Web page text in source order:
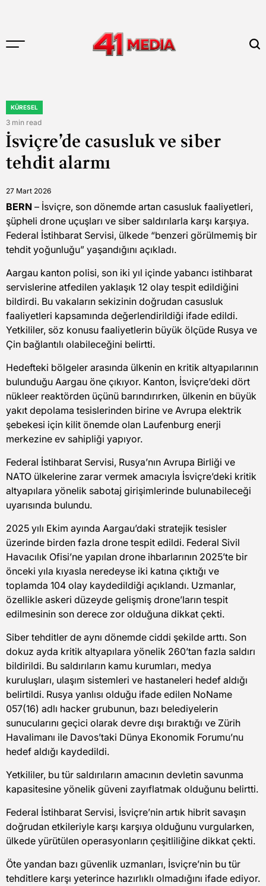
to
POSTED
IN
KÜRESEL
Estimated
read
time
3 min read
İsviçre’de casusluk ve siber
tehdit alarmı
27 Mart 2026
BERN – İsviçre, son dönemde artan casusluk faaliyetleri,
şüpheli drone uçuşları ve siber saldırılarla karşı karşıya.
Federal İstihbarat Servisi, ülkede “benzeri görülmemiş bir
tehdit yoğunluğu” yaşandığını açıkladı.
Aargau kanton polisi, son iki yıl içinde yabancı istihbarat
servislerine atfedilen yaklaşık 12 olay tespit edildiğini
bildirdi. Bu vakaların sekizinin doğrudan casusluk
faaliyetleri kapsamında değerlendirildiği ifade edildi.
Yetkililer, söz konusu faaliyetlerin büyük ölçüde Rusya ve
Çin bağlantılı olabileceğini belirtti.
Hedefteki bölgeler arasında ülkenin en kritik altyapılarının
bulunduğu Aargau öne çıkıyor. Kanton, İsviçre’deki dört
nükleer reaktörden üçünü barındırırken, ülkenin en büyük
yakıt depolama tesislerinden birine ve Avrupa elektrik
şebekesi için kilit önemde olan Laufenburg enerji
merkezine ev sahipliği yapıyor.
Federal İstihbarat Servisi, Rusya’nın Avrupa Birliği ve
NATO ülkelerine zarar vermek amacıyla İsviçre’deki kritik
altyapılara yönelik sabotaj girişimlerinde bulunabileceği
uyarısında bulundu.
2025 yılı Ekim ayında Aargau’daki stratejik tesisler
üzerinde birden fazla drone tespit edildi. Federal Sivil
Havacılık Ofisi’ne yapılan drone ihbarlarının 2025’te bir
önceki yıla kıyasla neredeyse iki katına çıktığı ve
toplamda 104 olay kaydedildiği açıklandı. Uzmanlar,
özellikle askeri düzeyde gelişmiş drone’ların tespit
edilmesinin son derece zor olduğuna dikkat çekti.
Siber tehditler de aynı dönemde ciddi şekilde arttı. Son
dokuz ayda kritik altyapılara yönelik 260’tan fazla saldırı
bildirildi. Bu saldırıların kamu kurumları, medya
kuruluşları, ulaşım sistemleri ve hastaneleri hedef aldığı
belirtildi. Rusya yanlısı olduğu ifade edilen NoName
057(16) adlı hacker grubunun, bazı belediyelerin
sunucularını geçici olarak devre dışı bıraktığı ve Zürih
Havalimanı ile Davos’taki Dünya Ekonomik Forumu’nu
hedef aldığı kaydedildi.
Yetkililer, bu tür saldırıların amacının devletin savunma
kapasitesine yönelik güveni zayıflatmak olduğunu belirtti.
Federal İstihbarat Servisi, İsviçre’nin artık hibrit savaşın
doğrudan etkileriyle karşı karşıya olduğunu vurgularken,
ülkede yürütülen operasyonların çeşitliliğine dikkat çekti.
Öte yandan bazı güvenlik uzmanları, İsviçre’nin bu tür
tehditlere karşı yeterince hazırlıklı olmadığını ifade ediyor.